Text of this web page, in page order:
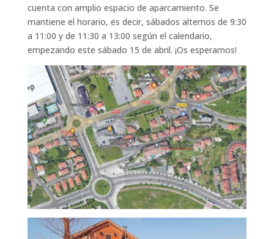
cuenta con amplio espacio de aparcamiento. Se
mantiene el horario, es decir, sábados alternos de 9:30
a 11:00 y de 11:30 a 13:00 según el calendario,
empezando este sábado 15 de abril. ¡Os esperamos!